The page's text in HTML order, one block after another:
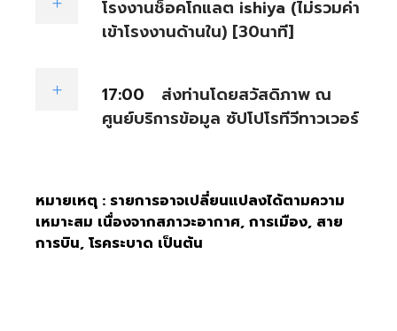
โรงงานช็อคโกแลต ishiya (ไม่รวมค่า
เข้าโรงงานด้านใน) [30นาที]
17:00
ส่งท่านโดยสวัสดิภาพ ณ
ศูนย์บริการข้อมูล ซัปโปโรทีวีทาวเวอร์
หมายเหตุ : รายการอาจเปลี่ยนแปลงได้ตามความ
เหมาะสม เนื่องจากสภาวะอากาศ, การเมือง, สาย
การบิน, โรคระบาด เป็นต้น